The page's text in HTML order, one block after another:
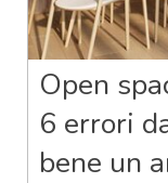
Open
6 errori
bene un